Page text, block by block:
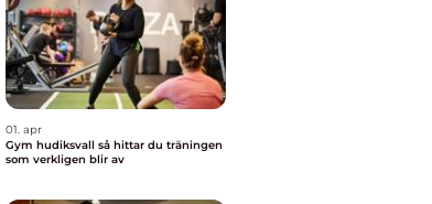
01. apr
Gym hudiksvall så hittar du träningen
som verkligen blir av